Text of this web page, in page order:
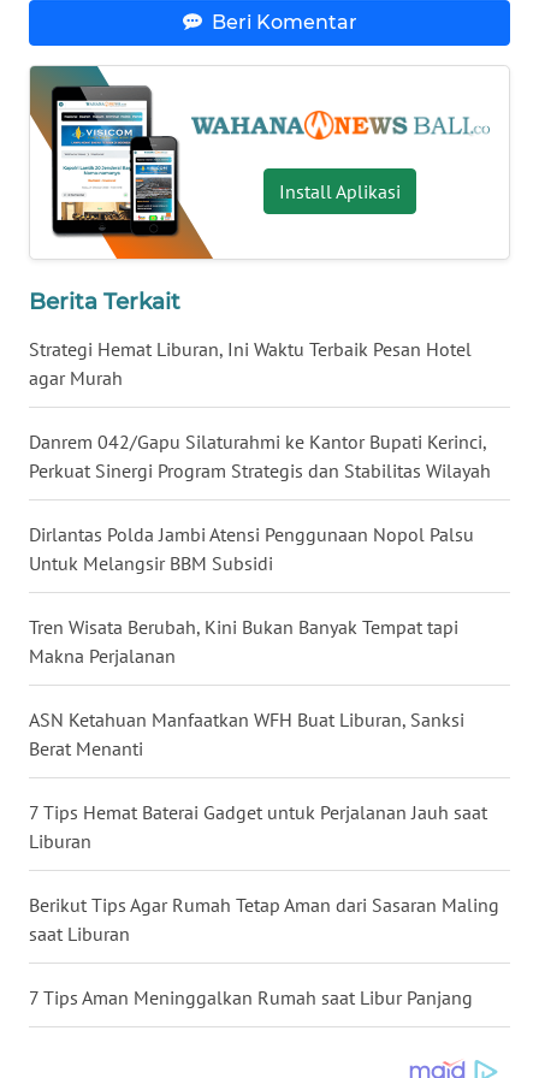
Beri Komentar
Install Aplikasi
Berita Terkait
Strategi Hemat Liburan, Ini Waktu Terbaik Pesan Hotel
agar Murah
Danrem 042/Gapu Silaturahmi ke Kantor Bupati Kerinci,
Perkuat Sinergi Program Strategis dan Stabilitas Wilayah
Dirlantas Polda Jambi Atensi Penggunaan Nopol Palsu
Untuk Melangsir BBM Subsidi
Tren Wisata Berubah, Kini Bukan Banyak Tempat tapi
Makna Perjalanan
ASN Ketahuan Manfaatkan WFH Buat Liburan, Sanksi
Berat Menanti
7 Tips Hemat Baterai Gadget untuk Perjalanan Jauh saat
Liburan
Berikut Tips Agar Rumah Tetap Aman dari Sasaran Maling
saat Liburan
7 Tips Aman Meninggalkan Rumah saat Libur Panjang
WN
BABEL
WN
SUMBAR
WN
SUMSEL
BENGKULU
LAMPUNG
WN
JATENG
WN
NUSANTARA
WN
JOGJA
WN